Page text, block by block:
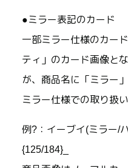
●ミラー表記のカード
一部ミラー仕様のカー
ティ」のカード画像と
が、商品名に「ミラー
ミラー仕様での取り扱
例?：イーブイ(ミラー/
{125/184}_